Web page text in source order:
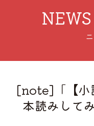
[note]「【小
本読みして